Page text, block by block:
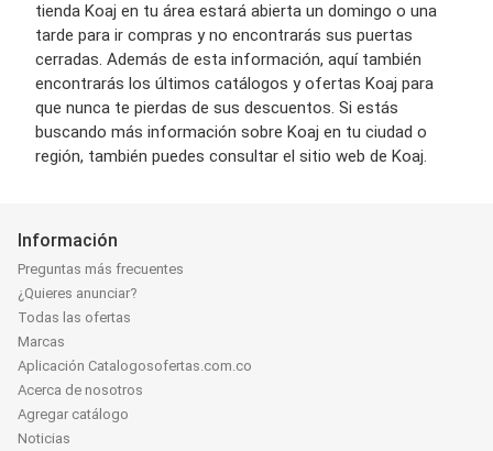
tienda Koaj en tu área estará abierta un domingo o una
tarde para ir compras y no encontrarás sus puertas
cerradas. Además de esta información, aquí también
encontrarás los últimos catálogos y ofertas Koaj para
que nunca te pierdas de sus descuentos. Si estás
buscando más información sobre Koaj en tu ciudad o
región, también puedes consultar el sitio web de Koaj.
Información
Preguntas más frecuentes
¿Quieres anunciar?
Todas las ofertas
Marcas
Aplicación Catalogosofertas.com.co
Acerca de nosotros
Agregar catálogo
Noticias